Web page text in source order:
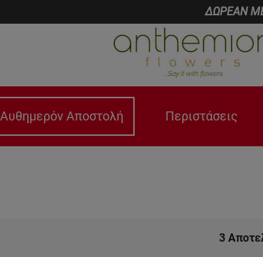
ΔΩΡΕΑΝ
Αυθημερόν Αποστολή Περιστάσεις
3